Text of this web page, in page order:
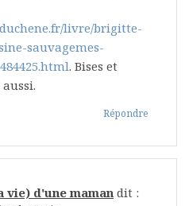
livre/brigitte-
sauvagemes-
. Bises et
Répondre
vie) d'une maman dit :